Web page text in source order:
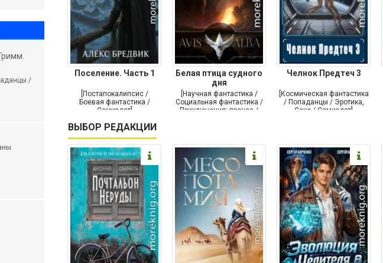
Поселение. Часть 1
[Постапокалипсис /
Боевая фантастика /
Самиздат]
Белая птица судного
дня
[Научная фантастика /
Социальная фантастика /
Приключения: прочее /
Челнок Предтеч 3
[Космическая фантастика
/ Попаданцы / Эротика,
Секс / Самиздат]
ВЫБОР РЕДАКЦИИ
/